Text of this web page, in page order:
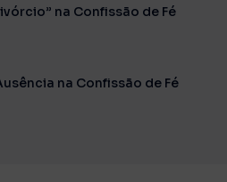
na Confissão de Fé
na Confissão de Fé